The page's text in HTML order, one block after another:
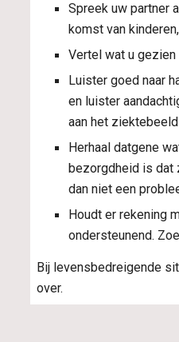
Spreek uw partner
komst van
Vertel wat u
Luister goed naar
en luister
aan het
Herhaal datgene
bezorgdheid is dat
dan niet een
Houdt er rekening
ondersteunend.
Bij levensbedreigende
over.